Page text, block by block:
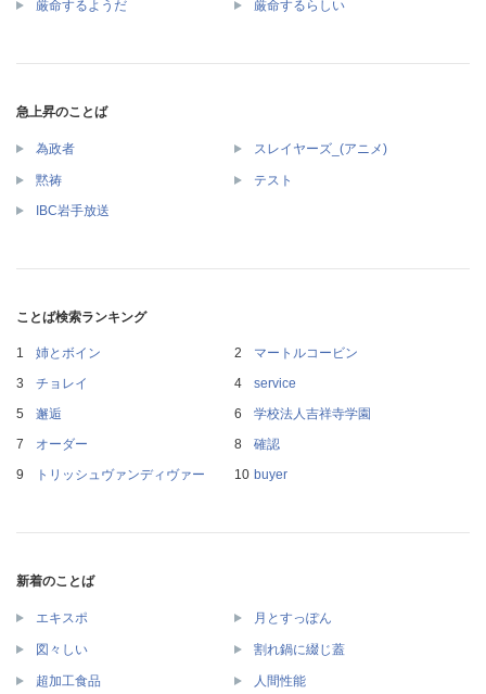
厳命するようだ 厳命するらしい
急上昇のことば
為政者 スレイヤーズ_(アニメ)
黙祷 テスト
IBC岩手放送
ことば検索ランキング
姉とボイン
マートルコービン
チョレイ
service
邂逅
学校法人吉祥寺学園
オーダー
確認
トリッシュヴァンディヴァー
buyer
新着のことば
エキスポ 月とすっぽん
図々しい 割れ鍋に綴じ蓋
超加工食品 人間性能